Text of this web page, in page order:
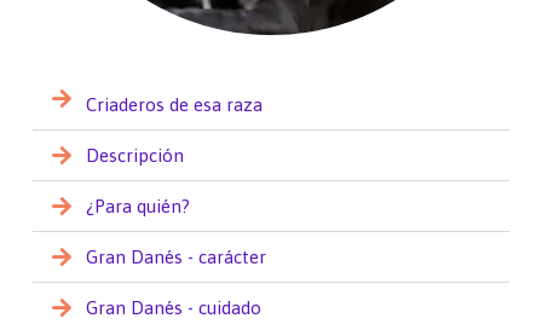
Criaderos de esa raza
Descripción
¿Para quién?
Gran Danés - carácter
Gran Danés - cuidado